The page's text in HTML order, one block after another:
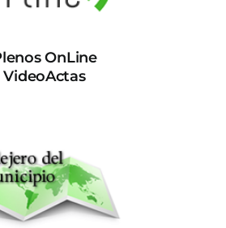
OnLine
VideoActas